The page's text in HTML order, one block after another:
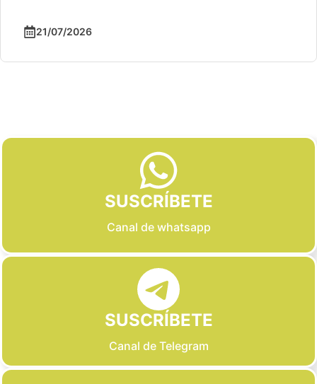
21/07/2026
SUSCRÍBETE
Canal de whatsapp
SUSCRÍBETE
Canal de Telegram